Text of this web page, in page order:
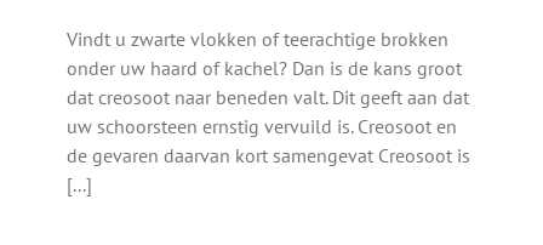
Vindt u zwarte vlokken of teerachtige brokken
onder uw haard of kachel? Dan is de kans groot
dat creosoot naar beneden valt. Dit geeft aan dat
uw schoorsteen ernstig vervuild is. Creosoot en
de gevaren daarvan kort samengevat Creosoot is
[...]